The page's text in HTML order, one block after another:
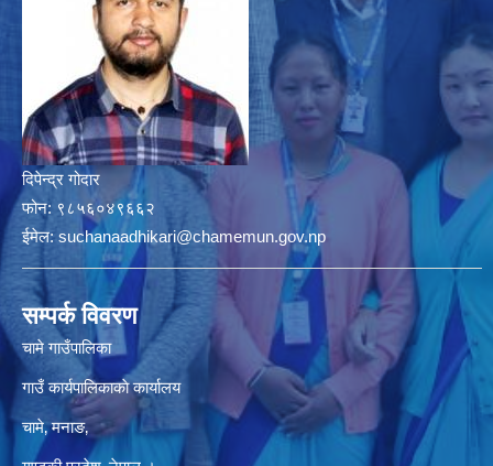
दिपेन्द्र गोदार
फोन: ९८५६०४९६६२
ईमेल: suchanaadhikari@chamemun.gov.np
सम्पर्क विवरण
चामे गाउँपालिका
गाउँ कार्यपालिकाकाे कार्यालय
चामे‚ मनाङ‚